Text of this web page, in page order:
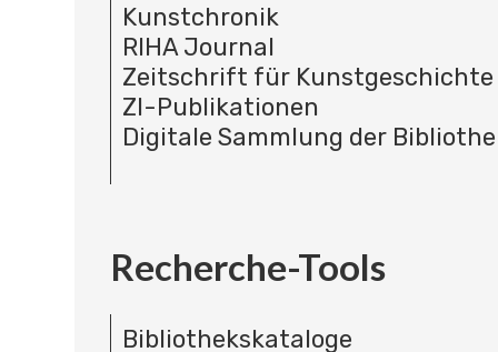
Kunstchronik
RIHA Journal
Zeitschrift für Kunstgeschichte
ZI-Publikationen
Digitale Sammlung der
Recherche-Tools
Bibliothekskataloge